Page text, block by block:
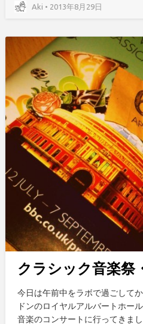
Aki • 2013年8月29日
クラシック音楽祭
今日は午前中をラボで過ごして
ドンのロイヤルアルバートホー
音楽のコンサートに行ってきま